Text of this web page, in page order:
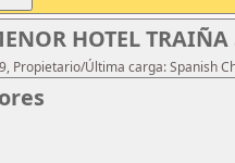
HOTEL
Propietario/Última carga: Spanish